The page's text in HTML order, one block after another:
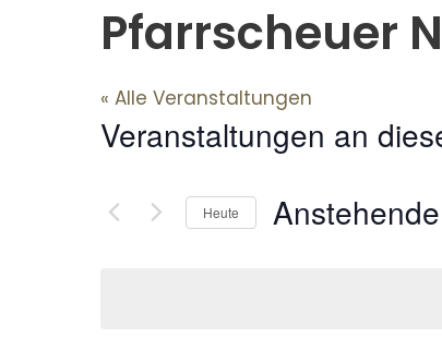
Pfarrscheuer
« Alle Veranstaltungen
Veranstaltungen an
Heute Anstehende